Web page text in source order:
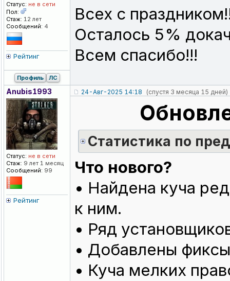
Статус: не в сети
Пол:
Стаж: 12 лет
Сообщений: 4
Рейтинг
Всех с
Осталось 5%
Всем спасибо!!!
Профиль ЛС
Anubis1993
Статус: не в сети
Стаж: 9 лет 1 месяц
Сообщений: 99
Рейтинг
24-Авг-2025 14:18 (спустя 3 месяца 15 дней)
Cтатистика по
Что нового?
• Найдена куча
к ним.
• Ряд
• Добавлены
• Куча мелких